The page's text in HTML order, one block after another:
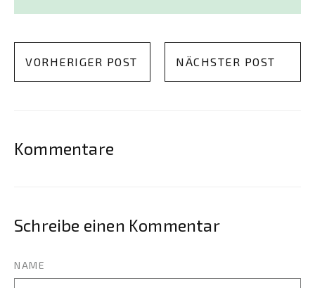
VORHERIGER POST NÄCHSTER POST
Kommentare
Schreibe einen Kommentar
NAME